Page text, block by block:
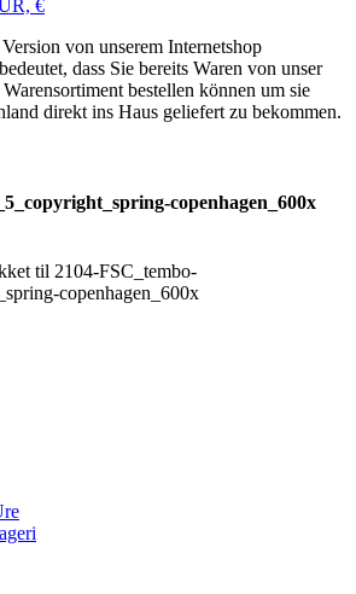
von unserem Internetshop
dass Sie bereits Waren von unser
Warensortiment bestellen können um sie
direkt ins Haus geliefert zu bekommen.
copenhagen_600x
til 2104-FSC_tembo-
copenhagen_600x